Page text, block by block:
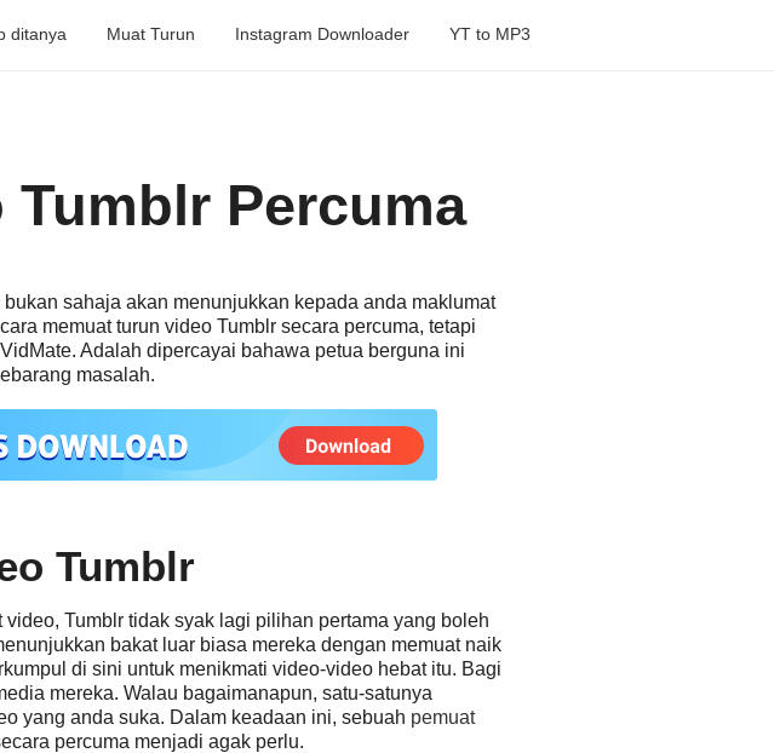
ditanya Muat Turun Instagram Downloader YT to MP3
Tumblr Percuma
sahaja akan menunjukkan kepada anda maklumat
memuat turun video Tumblr secara percuma, tetapi
Adalah dipercayai bahawa petua berguna ini
masalah.
Tumblr
Tumblr tidak syak lagi pilihan pertama yang boleh
bakat luar biasa mereka dengan memuat naik
di sini untuk menikmati video-video hebat itu. Bagi
mereka. Walau bagaimanapun, satu-satunya
yang anda suka. Dalam keadaan ini, sebuah pemuat
percuma menjadi agak perlu.